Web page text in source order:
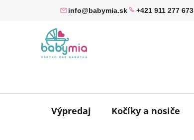
info@babymia.sk +421 911 277 673
Výpredaj Kočíky a nosiče